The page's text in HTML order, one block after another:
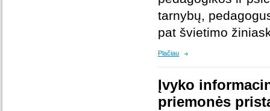
tarnybų,
pat švietimo
Plačiau
Įvyko
priemonės